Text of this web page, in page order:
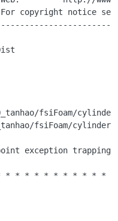
copyright notice
fsiFoam/
fsiFoam/
exception trapping
* * * * * * * * * *